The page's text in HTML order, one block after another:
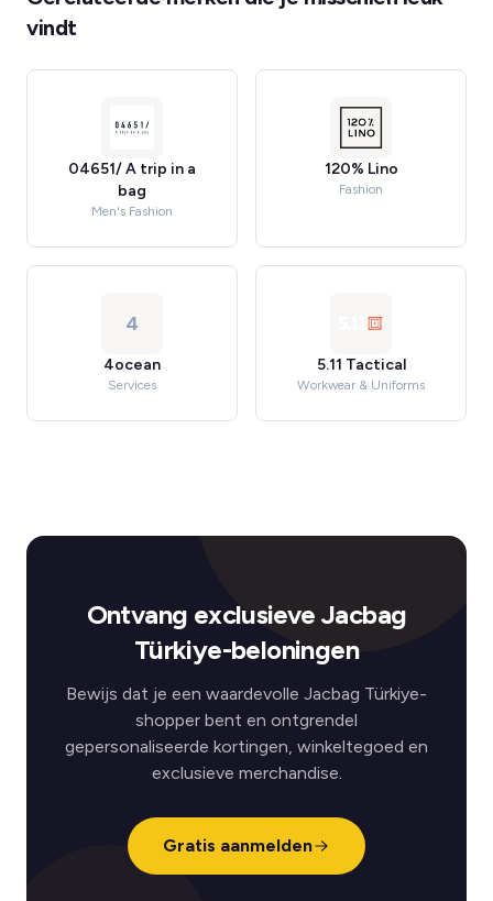
vindt
04651/ A trip in a
bag
Men's Fashion
120% Lino
Fashion
4
4ocean
Services
5.11 Tactical
Workwear & Uniforms
Ontvang exclusieve Jacbag
Türkiye-beloningen
Bewijs dat je een waardevolle Jacbag Türkiye-
shopper bent en ontgrendel
gepersonaliseerde kortingen, winkeltegoed en
exclusieve merchandise.
Gratis aanmelden